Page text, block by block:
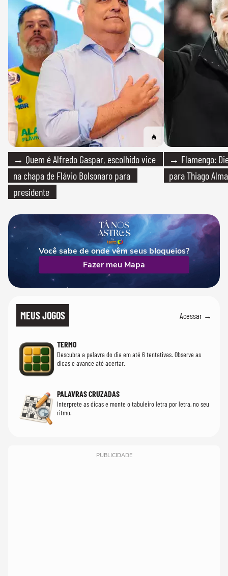
→ Quem é Alfredo Gaspar, escolhido vice
na chapa de Flávio Bolsonaro para
presidente
→ Flamengo:
para Thiago
Você sabe de onde vêm seus bloqueios?
Fazer meu Mapa
MEUS JOGOS Acessar →
TERMO
Descubra a palavra do dia em até 6 tentativas. Observe as
dicas e avance até acertar.
PALAVRAS CRUZADAS
Interprete as dicas e monte o tabuleiro letra por letra, no seu
ritmo.
PUBLICIDADE